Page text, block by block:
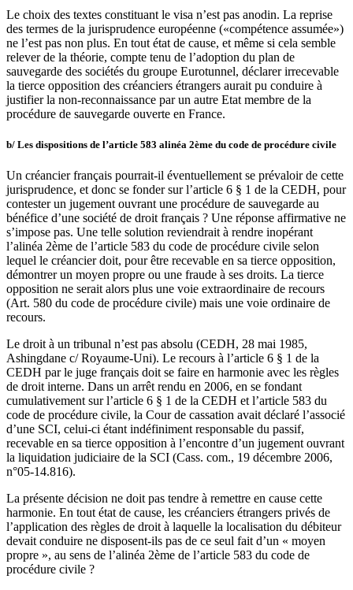
Le choix des textes constituant le visa n’est pas anodin. La reprise
des termes de la jurisprudence européenne («compétence assumée»)
ne l’est pas non plus. En tout état de cause, et même si cela semble
relever de la théorie, compte tenu de l’adoption du plan de
sauvegarde des sociétés du groupe Eurotunnel, déclarer irrecevable
la tierce opposition des créanciers étrangers aurait pu conduire à
justifier la non-reconnaissance par un autre Etat membre de la
procédure de sauvegarde ouverte en France.
b/ Les dispositions de l’article 583 alinéa 2ème du code de procédure civile
Un créancier français pourrait-il éventuellement se prévaloir de cette
jurisprudence, et donc se fonder sur l’article 6 § 1 de la CEDH, pour
contester un jugement ouvrant une procédure de sauvegarde au
bénéfice d’une société de droit français ? Une réponse affirmative ne
s’impose pas. Une telle solution reviendrait à rendre inopérant
l’alinéa 2ème de l’article 583 du code de procédure civile selon
lequel le créancier doit, pour être recevable en sa tierce opposition,
démontrer un moyen propre ou une fraude à ses droits. La tierce
opposition ne serait alors plus une voie extraordinaire de recours
(Art. 580 du code de procédure civile) mais une voie ordinaire de
recours.
Le droit à un tribunal n’est pas absolu (CEDH, 28 mai 1985,
Ashingdane c/ Royaume-Uni). Le recours à l’article 6 § 1 de la
CEDH par le juge français doit se faire en harmonie avec les règles
de droit interne. Dans un arrêt rendu en 2006, en se fondant
cumulativement sur l’article 6 § 1 de la CEDH et l’article 583 du
code de procédure civile, la Cour de cassation avait déclaré l’associé
d’une SCI, celui-ci étant indéfiniment responsable du passif,
recevable en sa tierce opposition à l’encontre d’un jugement ouvrant
la liquidation judiciaire de la SCI (Cass. com., 19 décembre 2006,
n°05-14.816).
La présente décision ne doit pas tendre à remettre en cause cette
harmonie. En tout état de cause, les créanciers étrangers privés de
l’application des règles de droit à laquelle la localisation du débiteur
devait conduire ne disposent-ils pas de ce seul fait d’un « moyen
propre », au sens de l’alinéa 2ème de l’article 583 du code de
procédure civile ?